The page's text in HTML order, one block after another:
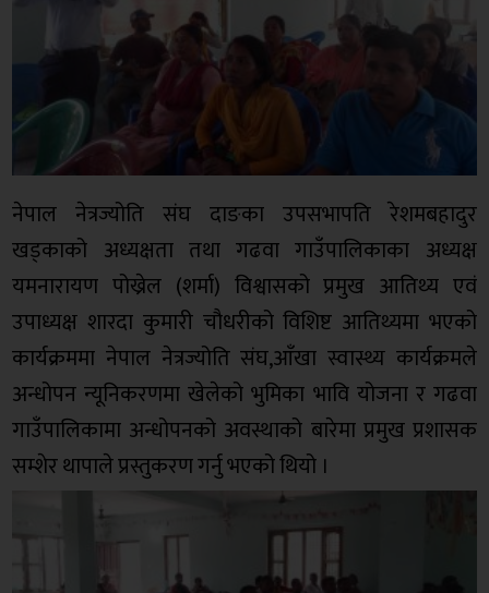
नेपाल नेत्रज्योति संघ दाङका उपसभापति रेशमबहादुर
खड्काको अध्यक्षता तथा गढवा गाउँपालिकाका अध्यक्ष
यमनारायण पोख्रेल (शर्मा) विश्वासको प्रमुख आतिथ्य एवं
उपाध्यक्ष शारदा कुमारी चौधरीको विशिष्ट आतिथ्यमा भएको
कार्यक्रममा नेपाल नेत्रज्योति संघ,आँखा स्वास्थ्य कार्यक्रमले
अन्धोपन न्यूनिकरणमा खेलेको भुमिका भावि योजना र गढवा
गाउँपालिकामा अन्धोपनको अवस्थाको बारेमा प्रमुख प्रशासक
सम्शेर थापाले प्रस्तुकरण गर्नु भएको थियो ।